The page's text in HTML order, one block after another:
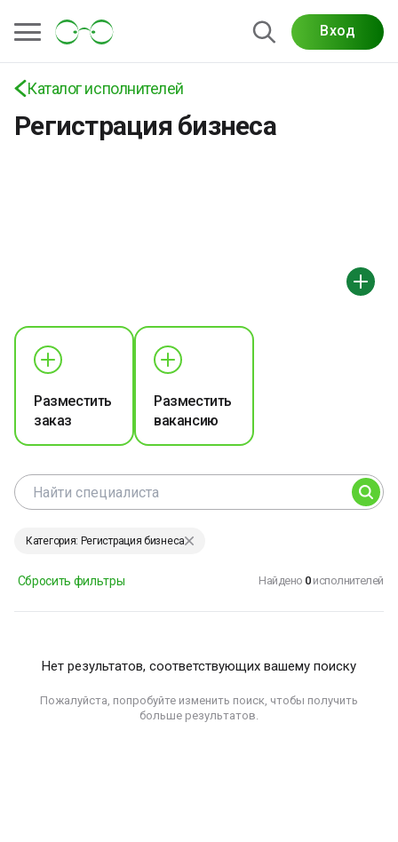
Вход
Каталог исполнителей
Регистрация бизнеса
Разместить
заказ
Разместить
вакансию
Категория: Регистрация бизнеса
Сбросить фильтры Найдено 0 исполнителей
Нет результатов, соответствующих вашему поиску
Пожалуйста, попробуйте изменить поиск, чтобы получить
больше результатов.